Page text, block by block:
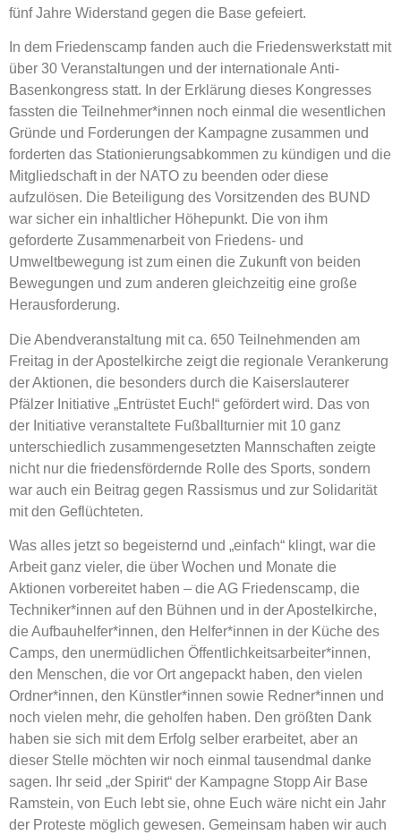
fünf Jahre Widerstand gegen die Base gefeiert.
In dem Friedenscamp fanden auch die Friedenswerkstatt mit
über 30 Veranstaltungen und der internationale Anti-
Basenkongress statt. In der Erklärung dieses Kongresses
fassten die Teilnehmer*innen noch einmal die wesentlichen
Gründe und Forderungen der Kampagne zusammen und
forderten das Stationierungsabkommen zu kündigen und die
Mitgliedschaft in der NATO zu beenden oder diese
aufzulösen. Die Beteiligung des Vorsitzenden des BUND
war sicher ein inhaltlicher Höhepunkt. Die von ihm
geforderte Zusammenarbeit von Friedens- und
Umweltbewegung ist zum einen die Zukunft von beiden
Bewegungen und zum anderen gleichzeitig eine große
Herausforderung.
Die Abendveranstaltung mit ca. 650 Teilnehmenden am
Freitag in der Apostelkirche zeigt die regionale Verankerung
der Aktionen, die besonders durch die Kaiserslauterer
Pfälzer Initiative „Entrüstet Euch!“ gefördert wird. Das von
der Initiative veranstaltete Fußballturnier mit 10 ganz
unterschiedlich zusammengesetzten Mannschaften zeigte
nicht nur die friedensfördernde Rolle des Sports, sondern
war auch ein Beitrag gegen Rassismus und zur Solidarität
mit den Geflüchteten.
Was alles jetzt so begeisternd und „einfach“ klingt, war die
Arbeit ganz vieler, die über Wochen und Monate die
Aktionen vorbereitet haben – die AG Friedenscamp, die
Techniker*innen auf den Bühnen und in der Apostelkirche,
die Aufbauhelfer*innen, den Helfer*innen in der Küche des
Camps, den unermüdlichen Öffentlichkeitsarbeiter*innen,
den Menschen, die vor Ort angepackt haben, den vielen
Ordner*innen, den Künstler*innen sowie Redner*innen und
noch vielen mehr, die geholfen haben. Den größten Dank
haben sie sich mit dem Erfolg selber erarbeitet, aber an
dieser Stelle möchten wir noch einmal tausendmal danke
sagen. Ihr seid „der Spirit“ der Kampagne Stopp Air Base
Ramstein, von Euch lebt sie, ohne Euch wäre nicht ein Jahr
der Proteste möglich gewesen. Gemeinsam haben wir auch